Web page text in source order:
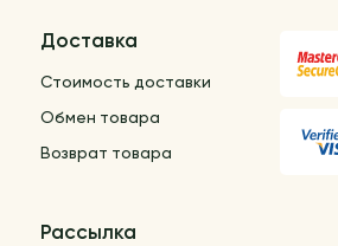
Доставка
Стоимость доставки
Обмен товара
Возврат товара
Рассылка